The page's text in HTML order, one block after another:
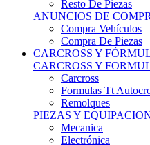
Resto De Piezas
ANUNCIOS DE
Compra Vehículos
Compra De Piezas
CARCROSS Y
CARCROSS Y
Carcross
Formulas Tt
Remolques
PIEZAS Y
Mecanica
Electrónica